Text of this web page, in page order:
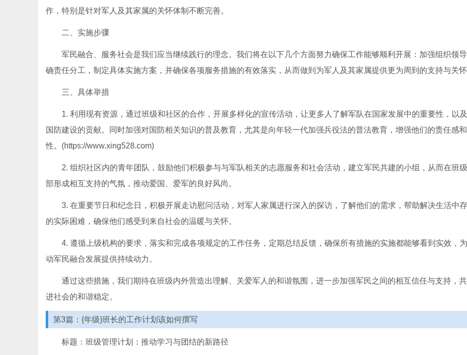
作，特别是针对军人及其家属的关怀体制不断完善。
二、实施步骤
军民融合、服务社会是我们应当继续践行的理念。我们将在以下几个方面努力确保工作能够顺利开展：加强组织领
确责任分工，制定具体实施方案，并确保各项服务措施的有效落实，从而做到为军人及其家属提供更为周到的支持与关怀
三、具体举措
1. 利用现有资源，通过班级和社区的合作，开展多样化的宣传活动，让更多人了解军队在国家发展中的重要性，以
国防建设的贡献。同时加强对国防相关知识的普及教育，尤其是向年轻一代加强兵役法的普法教育，增强他们的责任感
性。(https://www.xing528.com)
2. 组织社区内的青年团队，鼓励他们积极参与与军队相关的志愿服务和社会活动，建立军民共建的小组，从而在班
部形成相互支持的气氛，推动爱国、爱军的良好风尚。
3. 在重要节日和纪念日，积极开展走访慰问活动，对军人家属进行深入的探访，了解他们的需求，帮助解决生活中
的实际困难，确保他们感受到来自社会的温暖与关怀。
4. 遵循上级机构的要求，落实和完成各项规定的工作任务，定期总结反馈，确保所有措施的实施都能够看到实效，
动军民融合发展提供持续动力。
通过这些措施，我们期待在班级内外营造出理解、关爱军人的和谐氛围，进一步加强军民之间的相互信任与支持，
进社会的和谐稳定。
第3篇：{年级}班长的工作计划该如何撰写
标题：班级管理计划：推动学习与团结的新路径